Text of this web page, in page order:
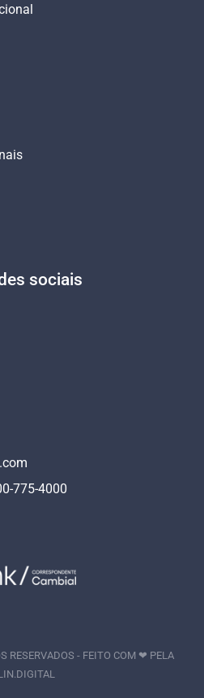
sociais
775-4000
RESERVADOS - FEITO COM ❤ PELA